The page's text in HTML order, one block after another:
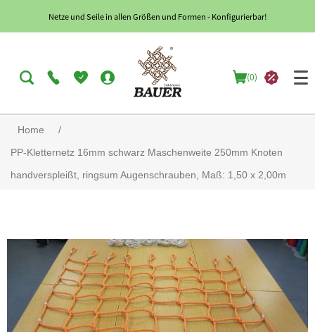
Netze und Seile in allen Größen und Formen - Konfigurierbar!
(0)
Home
/
PP-Kletternetz 16mm schwarz Maschenweite 250mm Knoten
handverspleißt, ringsum Augenschrauben, Maß: 1,50 x 2,00m